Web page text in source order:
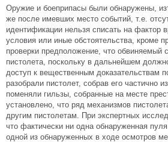
Оружие и боеприпасы были обнаружены,
же после имевших место событий, т.е.
идентификации нельзя списать на фактор
условия или иные обстоятельства, кроме
проверки предположение, что обвиняемый
пистолета, поскольку в дальнейшем
доступ к вещественным доказательствам
разобрали пистолет, собрав его частично
поменяли гильзы, собранные на месте
установлено, что ряд механизмов
другим пистолетам. При экспертных
что фактически ни одна обнаруженная
одной из обнаруженных в ходе осмотров